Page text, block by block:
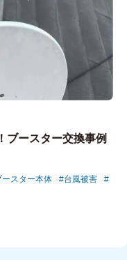
ブースター交換事例
ースター本体
台風被害